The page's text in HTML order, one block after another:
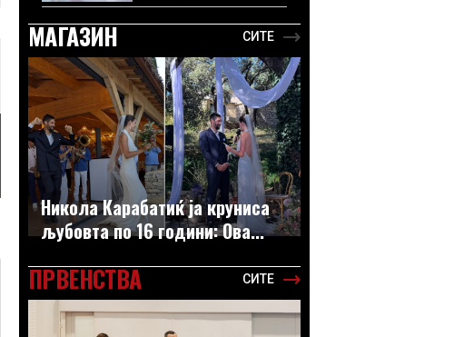
МАГАЗИН СИТЕ
Никола Карабатиќ ја круниса
љубовта по 16 години: Ова...
ПРВЕНСТВА СИТЕ